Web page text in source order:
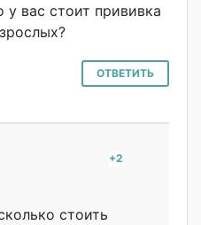
у вас стоит прививка
ОТВЕТИТЬ
+2
стоить